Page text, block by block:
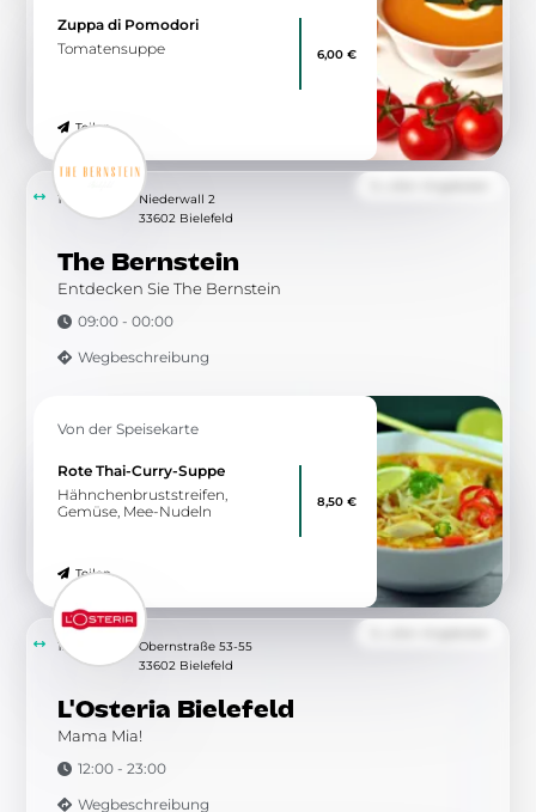
Zuppa di Pomodori
Tomatensuppe
Teilen
6,00 €
The Bernstein
Entdecken Sie The Bernstein
09:00 - 00:00
Wegbeschreibung
14.59 km
Niederwall 2
33602 Bielefeld
Von der Speisekarte
Rote Thai-Curry-Suppe
Hähnchenbruststreifen,
Gemüse, Mee-Nudeln
Teilen
8,50 €
L'Osteria Bielefeld
Mama Mia!
12:00 - 23:00
Wegbeschreibung
15.08 km
Obernstraße 53-55
33602 Bielefeld